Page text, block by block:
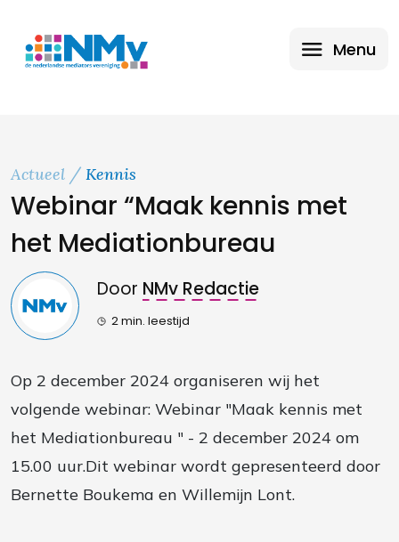
Menu
Actueel Kennis
Webinar “Maak kennis met
het Mediationbureau
Door NMv Redactie
2 min. leestijd
Op 2 december 2024 organiseren wij het
volgende webinar: Webinar "Maak kennis met
het Mediationbureau " - 2 december 2024 om
15.00 uur.Dit webinar wordt gepresenteerd door
Bernette Boukema en Willemijn Lont.